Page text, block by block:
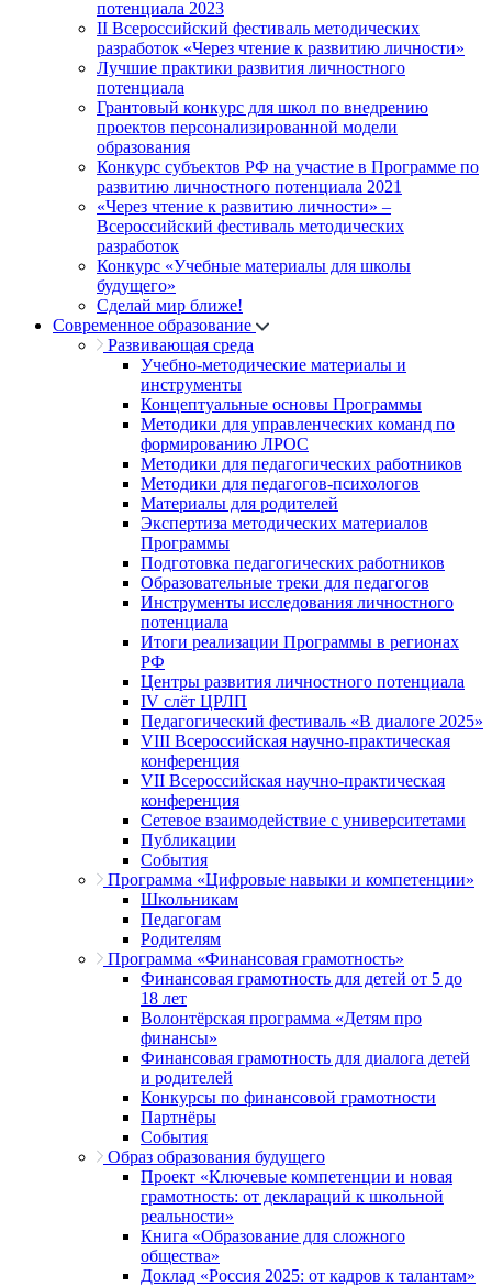
потенциала 2023
II Всероссийский фестиваль методических
разработок «Через чтение к развитию личности»
Лучшие практики развития личностного
потенциала
Грантовый конкурс для школ по внедрению
проектов персонализированной модели
образования
Конкурс субъектов РФ на участие в Программе по
развитию личностного потенциала 2021
«Через чтение к развитию личности» –
Всероссийский фестиваль методических
разработок
Конкурс «Учебные материалы для школы
будущего»
Сделай мир ближе!
Современное образование
Развивающая среда
Учебно-методические материалы и
инструменты
Концептуальные основы Программы
Методики для управленческих команд по
формированию ЛРОС
Методики для педагогических работников
Методики для педагогов-психологов
Материалы для родителей
Экспертиза методических материалов
Программы
Подготовка педагогических работников
Образовательные треки для педагогов
Инструменты исследования личностного
потенциала
Итоги реализации Программы в регионах
РФ
Центры развития личностного потенциала
IV слёт ЦРЛП
Педагогический фестиваль «В диалоге 2025»
VIII Всероссийская научно-практическая
конференция
VII Всероссийская научно-практическая
конференция
Сетевое взаимодействие с университетами
Публикации
События
Программа «Цифровые навыки и компетенции»
Школьникам
Педагогам
Родителям
Программа «Финансовая грамотность»
Финансовая грамотность для детей от 5 до
18 лет
Волонтёрская программа «Детям про
финансы»
Финансовая грамотность для диалога детей
и родителей
Конкурсы по финансовой грамотности
Партнёры
События
Образ образования будущего
Проект «Ключевые компетенции и новая
грамотность: от деклараций к школьной
реальности»
Книга «Образование для сложного
общества»
Доклад «Россия 2025: от кадров к талантам»